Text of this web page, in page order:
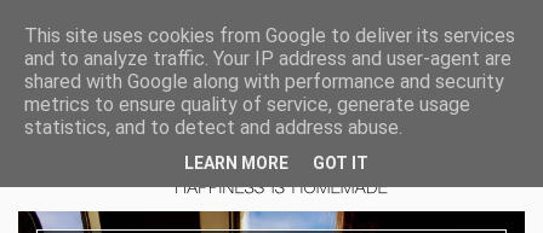
This site uses cookies from Google to deliver its services
and to analyze traffic. Your IP address and user-agent are
shared with Google along with performance and security
metrics to ensure quality of service, generate usage
statistics, and to detect and address abuse.
LEARN MORE GOT IT